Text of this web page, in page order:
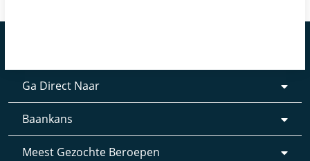
Ga Direct Naar
Baankans
Meest Gezochte Beroepen